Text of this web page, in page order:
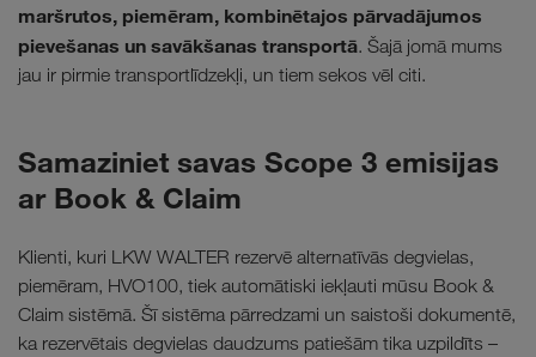
maršrutos, piemēram, kombinētajos pārvadājumos
pievešanas un savākšanas transportā. Šajā jomā mums
jau ir pirmie transportlīdzekļi, un tiem sekos vēl citi.
Samaziniet savas Scope 3 emisijas
ar Book & Claim
Klienti, kuri LKW WALTER rezervē alternatīvās degvielas,
piemēram, HVO100, tiek automātiski iekļauti mūsu Book &
Claim sistēmā. Šī sistēma pārredzami un saistoši dokumentē,
ka rezervētais degvielas daudzums patiešām tika uzpildīts –